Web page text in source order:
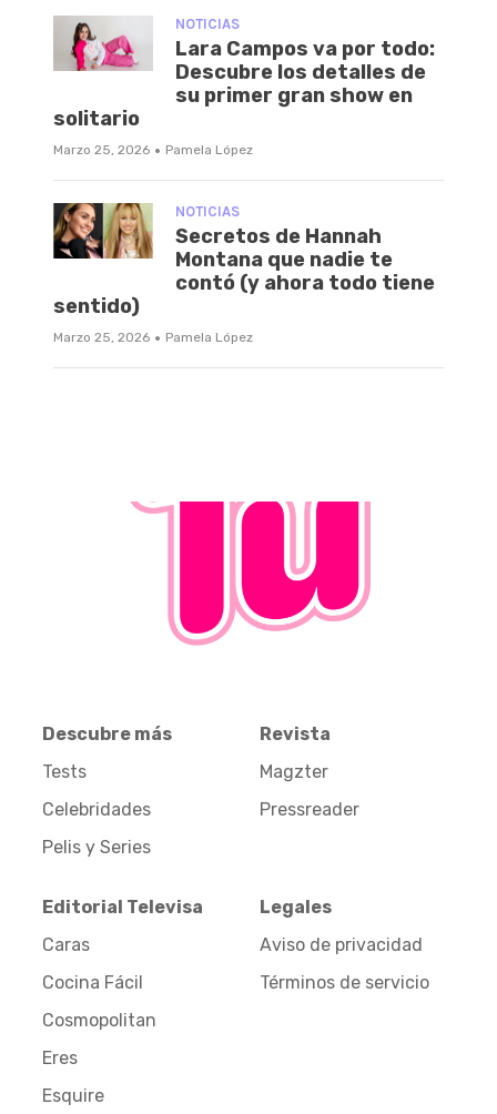
NOTICIAS
Lara Campos va por todo:
Descubre los detalles de
su primer gran show en
solitario
Marzo 25, 2026 · Pamela López
NOTICIAS
Secretos de Hannah
Montana que nadie te
contó (y ahora todo tiene
sentido)
Marzo 25, 2026 · Pamela López
Descubre más
Tests
Celebridades
Pelis y Series
Revista
Magzter
Pressreader
Editorial Televisa
Caras
Cocina Fácil
Cosmopolitan
Eres
Esquire
Legales
Aviso de privacidad
Términos de servicio